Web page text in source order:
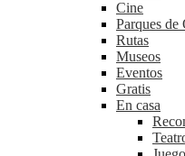
Cine
Parques de
Rutas
Museos
Eventos
Gratis
En casa